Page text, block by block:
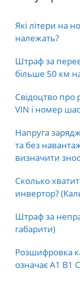
Які літери на
належать?
Штраф за
більше 50 км
Свідоцтво про
VIN і номер
Напруга
та без
визначити
Сколько
инвертор?
Штраф за
габарити)
Розшифровка
означає А1 В1